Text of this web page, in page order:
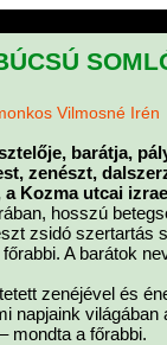
Vilmosné Irén
barátja,
zenészt,
a Kozma utcai
hosszú
zsidó szertartás
A barátok
zenéjével és
napjaink
mondta a főrabbi.